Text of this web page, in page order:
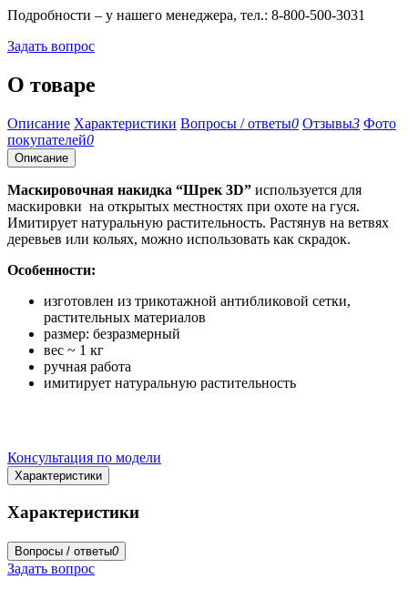
Подробности – у нашего менеджера, тел.: 8-800-500-3031
Задать вопрос
О товаре
Описание Характеристики Вопросы / ответы0 Отзывы3 Фото
покупателей0
Описание
Маскировочная накидка “Шрек 3D” используется для
маскировки на открытых местностях при охоте на гуся.
Имитирует натуральную растительность. Растянув на ветвях
деревьев или кольях, можно использовать как скрадок.
Особенности:
изготовлен из трикотажной антибликовой сетки,
растительных материалов
размер: безразмерный
вес ~ 1 кг
ручная работа
имитирует натуральную растительность
Консультация по модели
Характеристики
Характеристики
Вопросы / ответы0
Задать вопрос